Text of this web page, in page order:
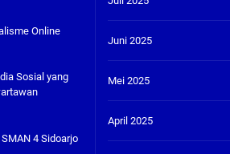
Online
Sosial yang
4 Sidoarjo
Juni 2025
Mei 2025
April 2025